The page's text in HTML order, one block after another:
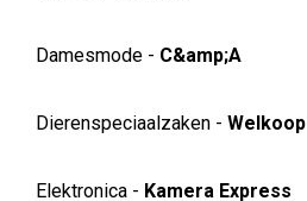
Damesmode - C&amp;A
Dierenspeciaalzaken - Welkoop
Elektronica - Kamera Express